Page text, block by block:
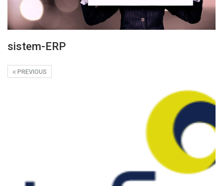
sistem-ERP
PREVIOUS